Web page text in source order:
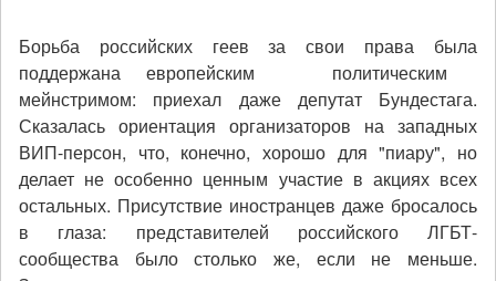
Борьба российских геев за свои права была
поддержана европейским
политическим
мейнстримом: приехал даже депутат Бундестага.
Сказалась ориентация организаторов на западных
ВИП-персон, что, конечно, хорошо для "пиару", но
делает не особенно ценным участие в акциях всех
остальных. Присутствие иностранцев даже бросалось
в глаза: представителей российского ЛГБТ-
сообщества было столько же, если не меньше.